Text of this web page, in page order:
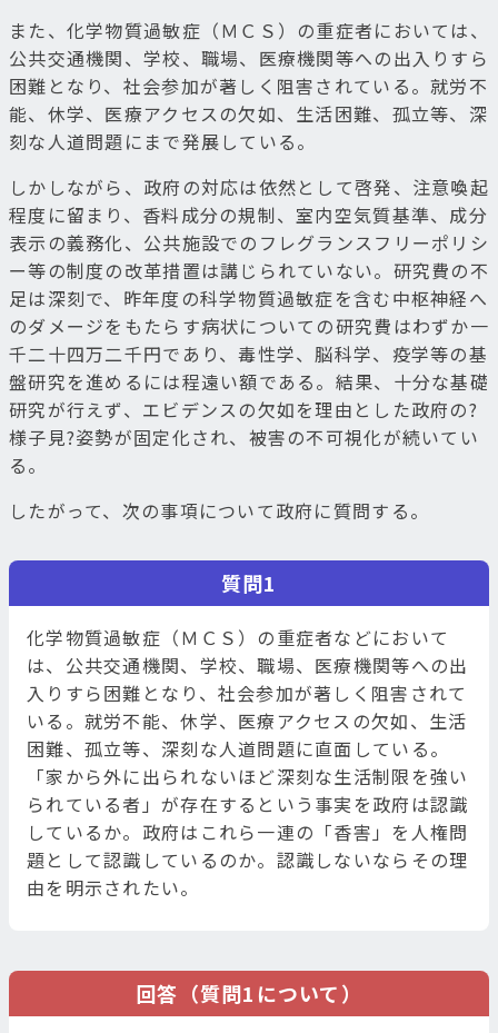
また、化学物質過敏症（ＭＣＳ）の重症者においては、
公共交通機関、学校、職場、医療機関等への出入りすら
困難となり、社会参加が著しく阻害されている。就労不
能、休学、医療アクセスの欠如、生活困難、孤立等、深
刻な人道問題にまで発展している。
しかしながら、政府の対応は依然として啓発、注意喚起
程度に留まり、香料成分の規制、室内空気質基準、成分
表示の義務化、公共施設でのフレグランスフリーポリシ
ー等の制度の改革措置は講じられていない。研究費の不
足は深刻で、昨年度の科学物質過敏症を含む中枢神経へ
のダメージをもたらす病状についての研究費はわずか一
千二十四万二千円であり、毒性学、脳科学、疫学等の基
盤研究を進めるには程遠い額である。結果、十分な基礎
研究が行えず、エビデンスの欠如を理由とした政府の?
様子見?姿勢が固定化され、被害の不可視化が続いてい
る。
したがって、次の事項について政府に質問する。
質問1
化学物質過敏症（ＭＣＳ）の重症者などにおいて
は、公共交通機関、学校、職場、医療機関等への出
入りすら困難となり、社会参加が著しく阻害されて
いる。就労不能、休学、医療アクセスの欠如、生活
困難、孤立等、深刻な人道問題に直面している。
「家から外に出られないほど深刻な生活制限を強い
られている者」が存在するという事実を政府は認識
しているか。政府はこれら一連の「香害」を人権問
題として認識しているのか。認識しないならその理
由を明示されたい。
回答（質問1について）